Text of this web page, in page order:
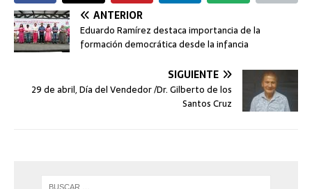
ANTERIOR
Eduardo Ramírez destaca importancia de la
formación democrática desde la infancia
SIGUIENTE
29 de abril, Día del Vendedor /Dr. Gilberto de los
Santos Cruz